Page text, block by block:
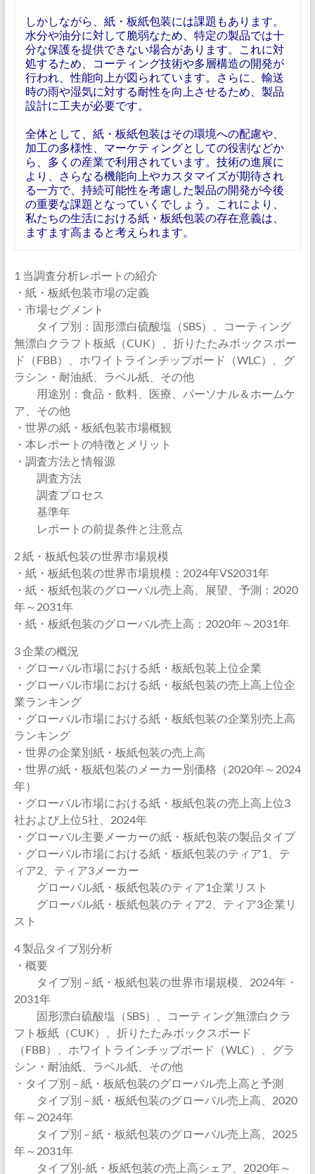
しかしながら、紙・板紙包装には課題もあります。
水分や油分に対して脆弱なため、特定の製品では十
分な保護を提供できない場合があります。これに対
処するため、コーティング技術や多層構造の開発が
行われ、性能向上が図られています。さらに、輸送
時の雨や湿気に対する耐性を向上させるため、製品
設計に工夫が必要です。
全体として、紙・板紙包装はその環境への配慮や、
加工の多様性、マーケティングとしての役割などか
ら、多くの産業で利用されています。技術の進展に
より、さらなる機能向上やカスタマイズが期待され
る一方で、持続可能性を考慮した製品の開発が今後
の重要な課題となっていくでしょう。これにより、
私たちの生活における紙・板紙包装の存在意義は、
ますます高まると考えられます。
1 当調査分析レポートの紹介
・紙・板紙包装市場の定義
・市場セグメント
タイプ別：固形漂白硫酸塩（SBS）、コーティング
無漂白クラフト板紙（CUK）、折りたたみボックスボー
ド（FBB）、ホワイトラインチップボード（WLC）、グ
ラシン・耐油紙、ラベル紙、その他
用途別：食品・飲料、医療、パーソナル＆ホームケ
ア、その他
・世界の紙・板紙包装市場概観
・本レポートの特徴とメリット
・調査方法と情報源
調査方法
調査プロセス
基準年
レポートの前提条件と注意点
2 紙・板紙包装の世界市場規模
・紙・板紙包装の世界市場規模：2024年VS2031年
・紙・板紙包装のグローバル売上高、展望、予測：2020
年～2031年
・紙・板紙包装のグローバル売上高：2020年～2031年
3 企業の概況
・グローバル市場における紙・板紙包装上位企業
・グローバル市場における紙・板紙包装の売上高上位企
業ランキング
・グローバル市場における紙・板紙包装の企業別売上高
ランキング
・世界の企業別紙・板紙包装の売上高
・世界の紙・板紙包装のメーカー別価格（2020年～2024
年）
・グローバル市場における紙・板紙包装の売上高上位3
社および上位5社、2024年
・グローバル主要メーカーの紙・板紙包装の製品タイプ
・グローバル市場における紙・板紙包装のティア1、テ
ィア2、ティア3メーカー
グローバル紙・板紙包装のティア1企業リスト
グローバル紙・板紙包装のティア2、ティア3企業リ
スト
4 製品タイプ別分析
・概要
タイプ別 – 紙・板紙包装の世界市場規模、2024年・
2031年
固形漂白硫酸塩（SBS）、コーティング無漂白クラ
フト板紙（CUK）、折りたたみボックスボード
（FBB）、ホワイトラインチップボード（WLC）、グラ
シン・耐油紙、ラベル紙、その他
・タイプ別 – 紙・板紙包装のグローバル売上高と予測
タイプ別 – 紙・板紙包装のグローバル売上高、2020
年～2024年
タイプ別 – 紙・板紙包装のグローバル売上高、2025
年～2031年
タイプ別-紙・板紙包装の売上高シェア、2020年～